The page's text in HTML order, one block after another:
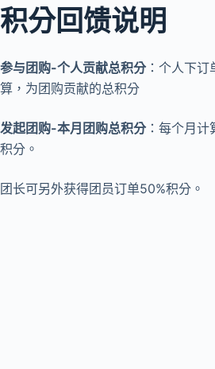
积分回馈说明
参与团购-个人贡献总积分：个人下订
算，为团购贡献的总积分
发起团购-本月团购总积分： 每个月计
积分。
团长可另外获得团员订单50%积分。